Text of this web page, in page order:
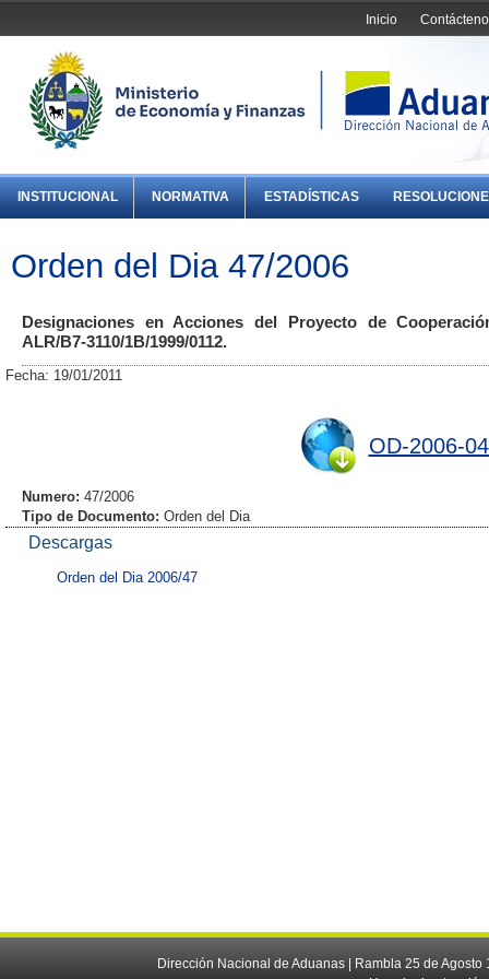
Inicio
INSTITUCIONAL NORMATIVA ESTADÍSTICAS
Orden del Dia 47/2006
Designaciones en Acciones del Proyecto de
ALR/B7-3110/1B/1999/0112.
Fecha: 19/01/2011
OD-2006-
Numero: 47/2006
Tipo de Documento: Orden del Dia
Descargas
Orden del Dia 2006/47
Dirección Nacional de Aduanas | Rambla 25 de